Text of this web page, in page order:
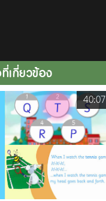
เกี่ยวข้อง
40:07